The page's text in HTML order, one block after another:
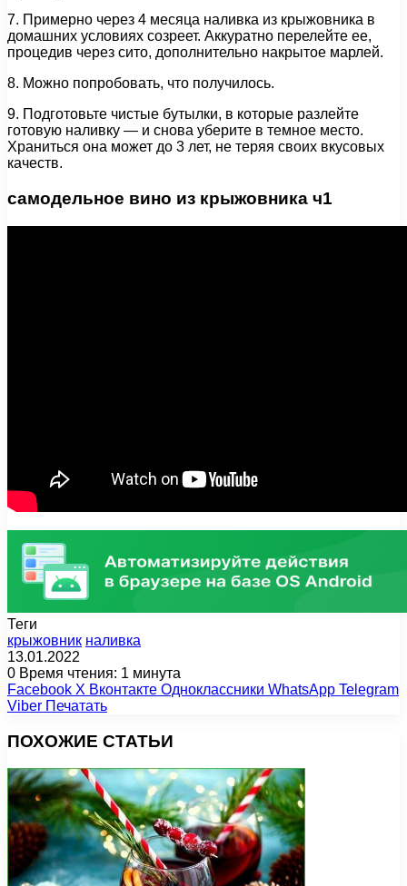
7. Примерно через 4 месяца наливка из крыжовника в
домашних условиях созреет. Аккуратно перелейте ее,
процедив через сито, дополнительно накрытое марлей.
8. Можно попробовать, что получилось.
9. Подготовьте чистые бутылки, в которые разлейте
готовую наливку — и снова уберите в темное место.
Храниться она может до 3 лет, не теряя своих вкусовых
качеств.
самодельное вино из крыжовника ч1
Теги
крыжовник наливка
13.01.2022
0 Время чтения: 1 минута
Facebook X Вконтакте Одноклассники WhatsApp Telegram
Viber Печатать
ПОХОЖИЕ СТАТЬИ